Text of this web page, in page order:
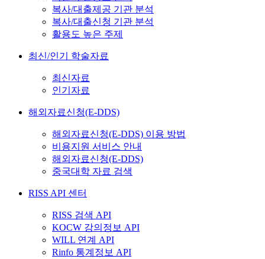
복사/대출제공 기관 분석
복사/대출신청 기관 분석
활용도 높은 주제
최신/인기 학술자료
최신자료
인기자료
해외자료신청(E-DDS)
해외자료신청(E-DDS) 이용 방법
비용지원 서비스 안내
해외자료신청(E-DDS)
중국대학 자료 검색
RISS API 센터
RISS 검색 API
KOCW 강의정보 API
WILL 연계 API
Rinfo 통계정보 API